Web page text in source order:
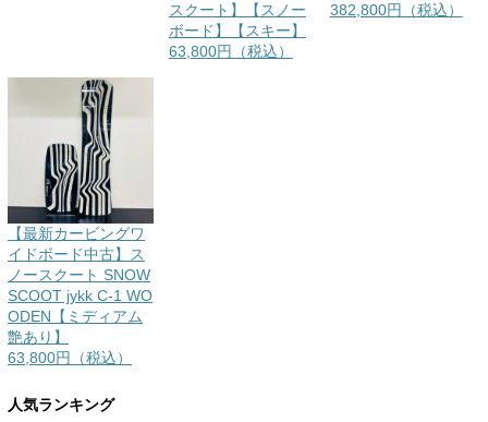
スクート】【スノー
ボード】【スキー】
63,800円（税込）
382,800円（税込）
【最新カービングワ
イドボード中古】ス
ノースクート SNOW
SCOOT jykk C-1 WO
ODEN【ミディアム
艶あり】
63,800円（税込）
人気ランキング